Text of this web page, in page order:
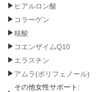
ヒアルロン酸
コラーゲン
核酸
コエンザイムQ10
エラスチン
アムラ(ポリフェノール)
その他女性サポート: